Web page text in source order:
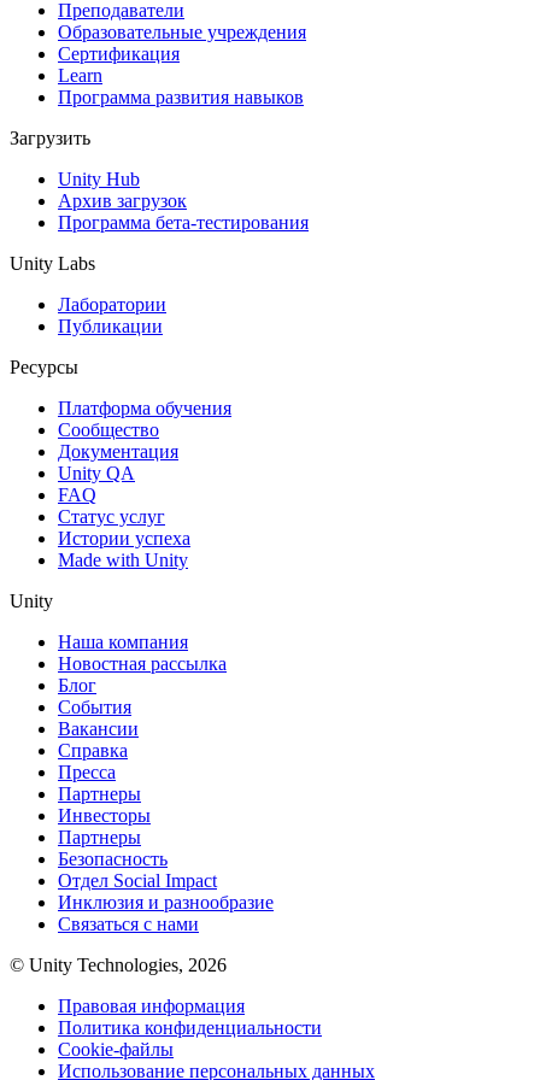
XR-игры
Запускайте XR-игры на разных платформах
Упрощенное создание многопользовательских игр
Преподаватели
Образовательные учреждения
Сертификация
Learn
Программа развития навыков
Загрузить
Unity Hub
Архив загрузок
Программа бета-тестирования
Unity Labs
Лаборатории
Публикации
Ресурсы
Платформа обучения
Сообщество
Документация
Unity QA
FAQ
Статус услуг
Истории успеха
Made with Unity
Unity
Наша компания
Новостная рассылка
Блог
События
Вакансии
Справка
Пресса
Партнеры
Инвесторы
Партнеры
Безопасность
Отдел Social Impact
Инклюзия и разнообразие
Связаться с нами
© Unity Technologies, 2026
Правовая информация
Политика конфиденциальности
Cookie-файлы
Использование персональных данных